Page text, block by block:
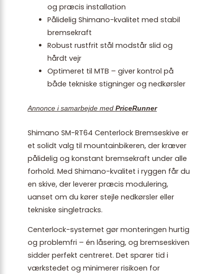
og præcis installation
Pålidelig Shimano-kvalitet med stabil
bremsekraft
Robust rustfrit stål modstår slid og
hårdt vejr
Optimeret til MTB – giver kontrol på
både tekniske stigninger og nedkørsler
Annonce i samarbejde med PriceRunner
Shimano SM-RT64 Centerlock Bremseskive er
et solidt valg til mountainbikeren, der kræver
pålidelig og konstant bremsekraft under alle
forhold. Med Shimano-kvalitet i ryggen får du
en skive, der leverer præcis modulering,
uanset om du kører stejle nedkørsler eller
tekniske singletracks.
Centerlock-systemet gør monteringen hurtig
og problemfri – én låsering, og bremseskiven
sidder perfekt centreret. Det sparer tid i
værkstedet og minimerer risikoen for